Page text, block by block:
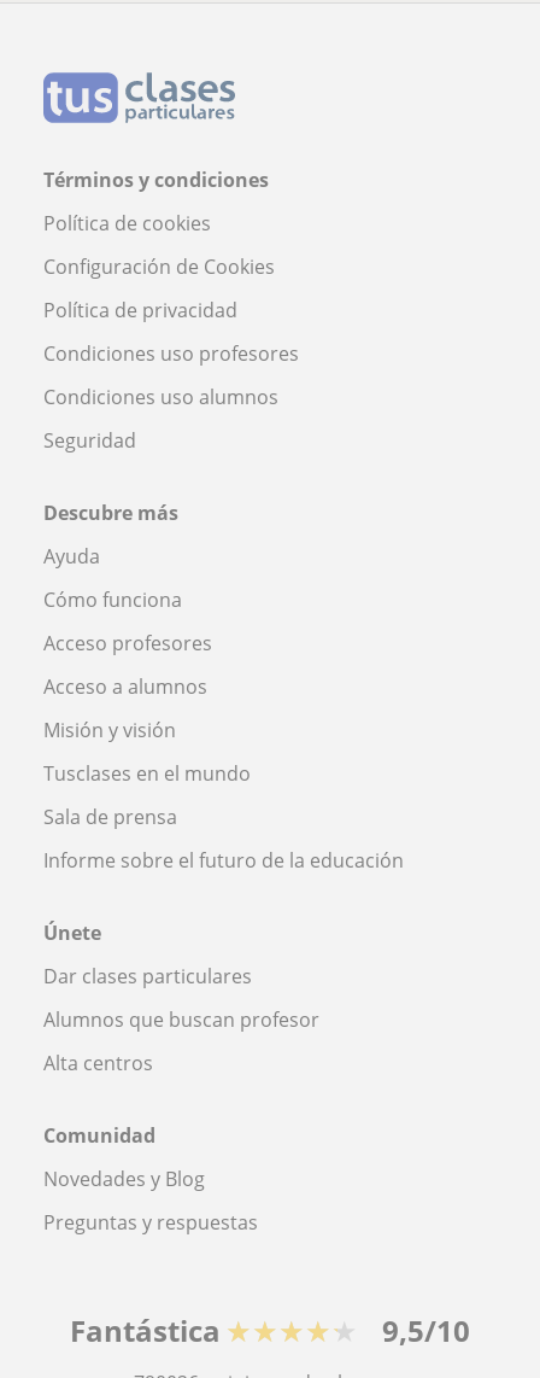
Términos y condiciones
Política de cookies
Configuración de Cookies
Política de privacidad
Condiciones uso profesores
Condiciones uso alumnos
Seguridad
Descubre más
Ayuda
Cómo funciona
Acceso profesores
Acceso a alumnos
Misión y visión
Tusclases en el mundo
Sala de prensa
Informe sobre el futuro de la educación
Únete
Dar clases particulares
Alumnos que buscan profesor
Alta centros
Comunidad
Novedades y Blog
Preguntas y respuestas
Fantástica ★★★★★ 9,5/10